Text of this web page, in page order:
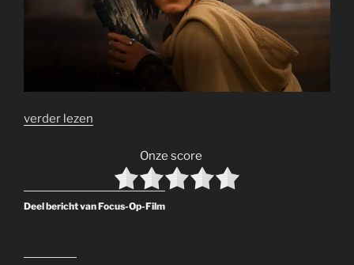
verder lezen
Onze score
Deel bericht van Focus-Op-Film